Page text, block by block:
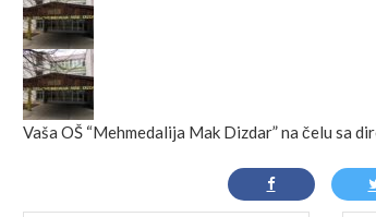
Vaša OŠ “Mehmedalija Mak Dizdar” na čelu sa